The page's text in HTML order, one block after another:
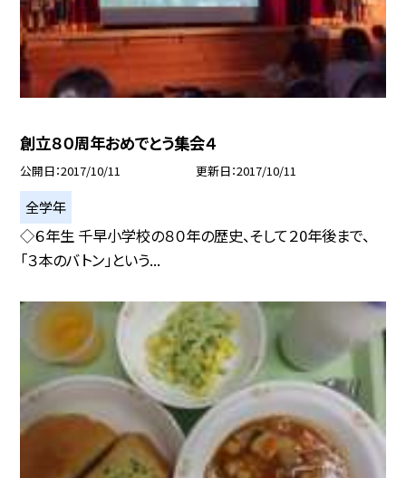
創立８０周年おめでとう集会４
公開日 2017/10/11 更新日 2017/10/11
全学年
◇６年生 千早小学校の８０年の歴史、そして２0年後まで、
「３本のバトン」という...